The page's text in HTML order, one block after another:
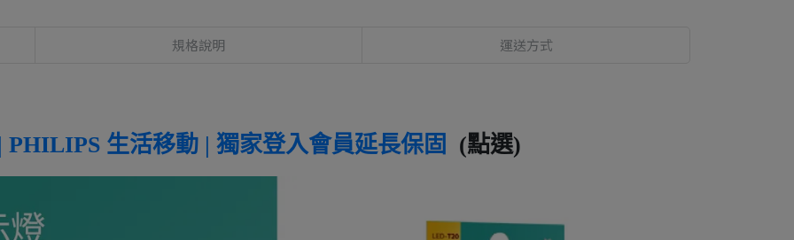
規格說明 運送方式
PHILIPS 生活移動 | 獨家登入會員延長保固 (點選)